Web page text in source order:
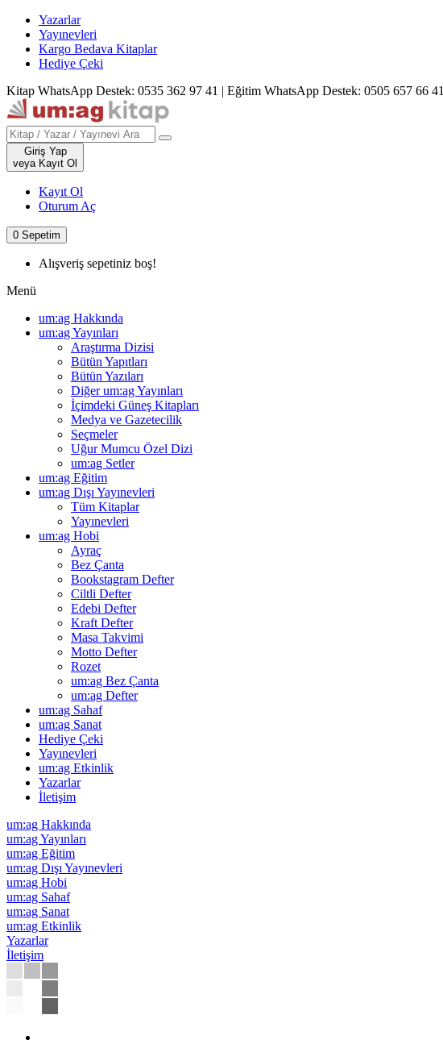
Yazarlar
Yayınevleri
Kargo Bedava Kitaplar
Hediye Çeki
Kitap WhatsApp Destek: 0535 362 97 41 | Eğitim WhatsApp Destek: 0505 657 66 41
Giriş Yap
veya Kayıt Ol
Kayıt Ol
Oturum Aç
0 Sepetim
Alışveriş sepetiniz boş!
Menü
um:ag Hakkında
um:ag Yayınları
Araştırma Dizisi
Bütün Yapıtları
Bütün Yazıları
Diğer um:ag Yayınları
İçimdeki Güneş Kitapları
Medya ve Gazetecilik
Seçmeler
Uğur Mumcu Özel Dizi
um:ag Setler
um:ag Eğitim
um:ag Dışı Yayınevleri
Tüm Kitaplar
Yayınevleri
um:ag Hobi
Ayraç
Bez Çanta
Bookstagram Defter
Ciltli Defter
Edebi Defter
Kraft Defter
Masa Takvimi
Motto Defter
Rozet
um:ag Bez Çanta
um:ag Defter
um:ag Sahaf
um:ag Sanat
Hediye Çeki
Yayınevleri
um:ag Etkinlik
Yazarlar
İletişim
um:ag Hakkında
um:ag Yayınları
um:ag Eğitim
um:ag Dışı Yayınevleri
um:ag Hobi
um:ag Sahaf
um:ag Sanat
um:ag Etkinlik
Yazarlar
İletişim